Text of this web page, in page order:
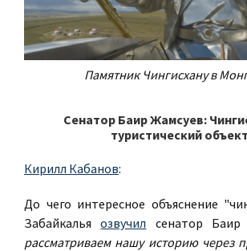
Памятник Чингисхану в
Сенатор Баир Жамсуев:
туристический объект
Кирилл Кабанов:
До чего интересное объяснение
Забайкальяозвучил сенатор
рассматриваем нашу историю через